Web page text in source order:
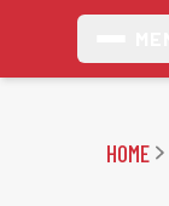
HOME